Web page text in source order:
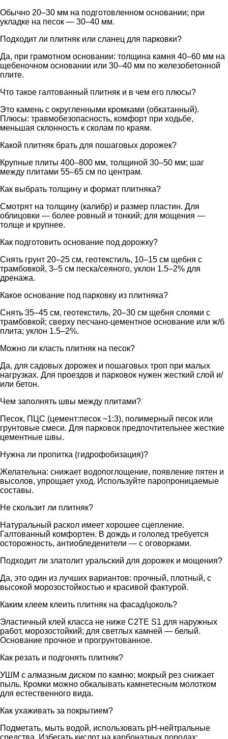
Обычно 20–30 мм на подготовленном основании; при
укладке на песок — 30–40 мм.
Подходит ли плитняк или сланец для парковки?
Да, при грамотном основании: толщина камня 40–60 мм на
щебеночном основании или 30–40 мм по железобетонной
плите.
Что такое галтованный плитняк и в чем его плюсы?
Это камень с округленными кромками (обкатанный).
Плюсы: травмобезопасность, комфорт при ходьбе,
меньшая склонность к сколам по краям.
Какой плитняк брать для пошаговых дорожек?
Крупные плиты 400–800 мм, толщиной 30–50 мм; шаг
между плитами 55–65 см по центрам.
Как выбрать толщину и формат плитняка?
Смотрят на толщину (калибр) и размер пластин. Для
облицовки — более ровный и тонкий; для мощения —
толще и крупнее.
Как подготовить основание под дорожку?
Снять грунт 20–25 см, геотекстиль, 10–15 см щебня с
трамбовкой, 3–5 см песка/сеяного, уклон 1.5–2% для
дренажа.
Какое основание под парковку из плитняка?
Снять 35–45 см, геотекстиль, 20–30 см щебня слоями с
трамбовкой; сверху песчано-цементное основание или ж/б
плита; уклон 1.5–2%.
Можно ли класть плитняк на песок?
Да, для садовых дорожек и пошаговых троп при малых
нагрузках. Для проездов и парковок нужен жесткий слой и/
или бетон.
Чем заполнять швы между плитами?
Песок, ПЦС (цемент:песок ~1:3), полимерный песок или
грунтовые смеси. Для парковок предпочтительнее жесткие
цементные швы.
Нужна ли пропитка (гидрофобизация)?
Желательна: снижает водопоглощение, появление пятен и
высолов, упрощает уход. Используйте паропроницаемые
составы.
Не скользит ли плитняк?
Натуральный раскол имеет хорошее сцепление.
Галтованный комфортен. В дождь и гололед требуется
осторожность, антиобледенители — с оговорками.
Подходит ли златолит уральский для дорожек и мощения?
Да, это один из лучших вариантов: прочный, плотный, с
высокой морозостойкостью и красивой фактурой.
Каким клеем клеить плитняк на фасад/цоколь?
Эластичный клей класса не ниже C2TE S1 для наружных
работ, морозостойкий; для светлых камней — белый.
Основание прочное и прогрунтованное.
Как резать и подгонять плитняк?
УШМ с алмазным диском по камню; мокрый рез снижает
пыль. Кромки можно обкалывать камнетесным молотком
для естественного вида.
Как ухаживать за покрытием?
Подметать, мыть водой, использовать pH-нейтральные
средства. Избегать кислот на карбонатных породах;